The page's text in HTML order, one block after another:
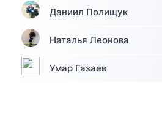
Даниил Полищук
Наталья Леонова
Умар Газаев